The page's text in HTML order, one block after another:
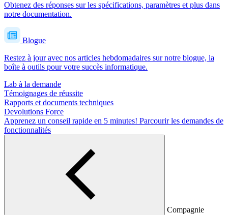
Obtenez des réponses sur les spécifications, paramètres et plus dans
notre documentation.
Blogue
Restez à jour avec nos articles hebdomadaires sur notre blogue, la
boîte à outils pour votre succès informatique.
Lab à la demande
Témoignages de réussite
Rapports et documents techniques
Devolutions Force
Apprenez un conseil rapide en 5 minutes! Parcourir les demandes de
fonctionnalités
Compagnie